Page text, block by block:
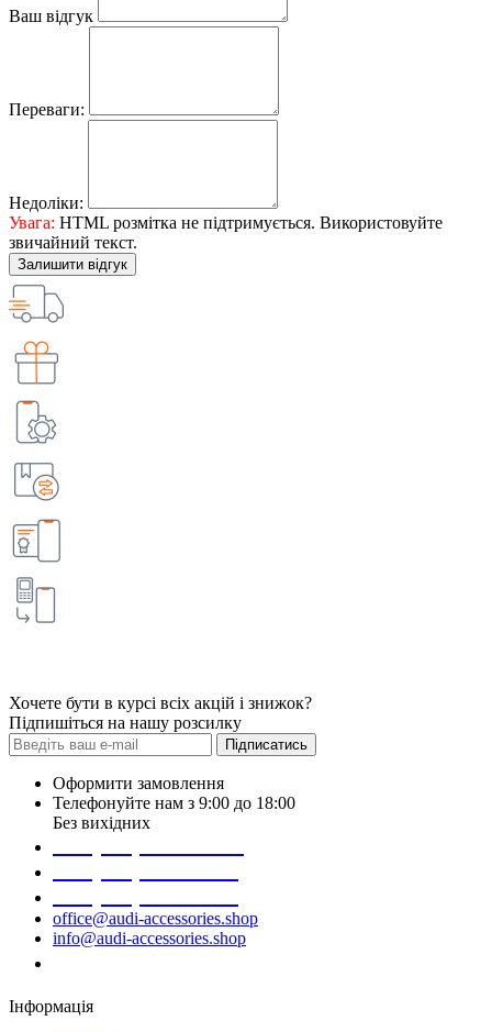
Ваш відгук
Переваги:
Недоліки:
Увага: HTML розмітка не підтримується. Використовуйте
звичайний текст.
Залишити відгук
Хочете бути в курсі всіх акцій і знижок?
Підпишіться на нашу розсилку
Підписатись
Оформити замовлення
Телефонуйте нам з 9:00 до 18:00
Без вихідних
office@audi-accessories.shop
info@audi-accessories.shop
Інформація